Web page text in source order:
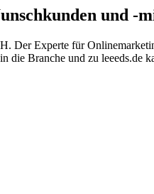
und -
Der Experte für
Branche und zu leeeds.de